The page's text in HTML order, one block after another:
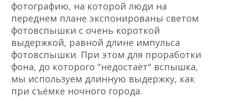
фотографию, на которой люди на
переднем плане экспонированы светом
фотовспышки с очень короткой
выдержкой, равной длине импульса
фотовспышки. При этом для проработки
фона, до которого "недостаёт" вспышка,
мы используем длинную выдержку, как
при съёмке ночного города.